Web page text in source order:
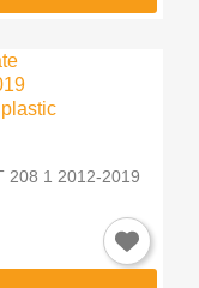
208 1 2012-2019